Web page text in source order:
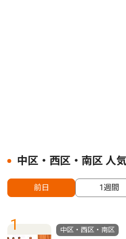
中区・西区・南区 人
前日 1週間
1
中区・西区・南区